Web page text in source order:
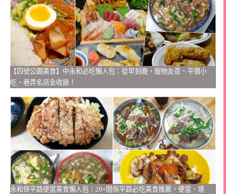
【四號公園美食】中永和必吃懶人包：從早到晚，寵物友善、平價小
吃、巷弄名店全收錄！
永和保平路便當美食懶人包｜20+間保平路必吃美食推薦，便當、燒